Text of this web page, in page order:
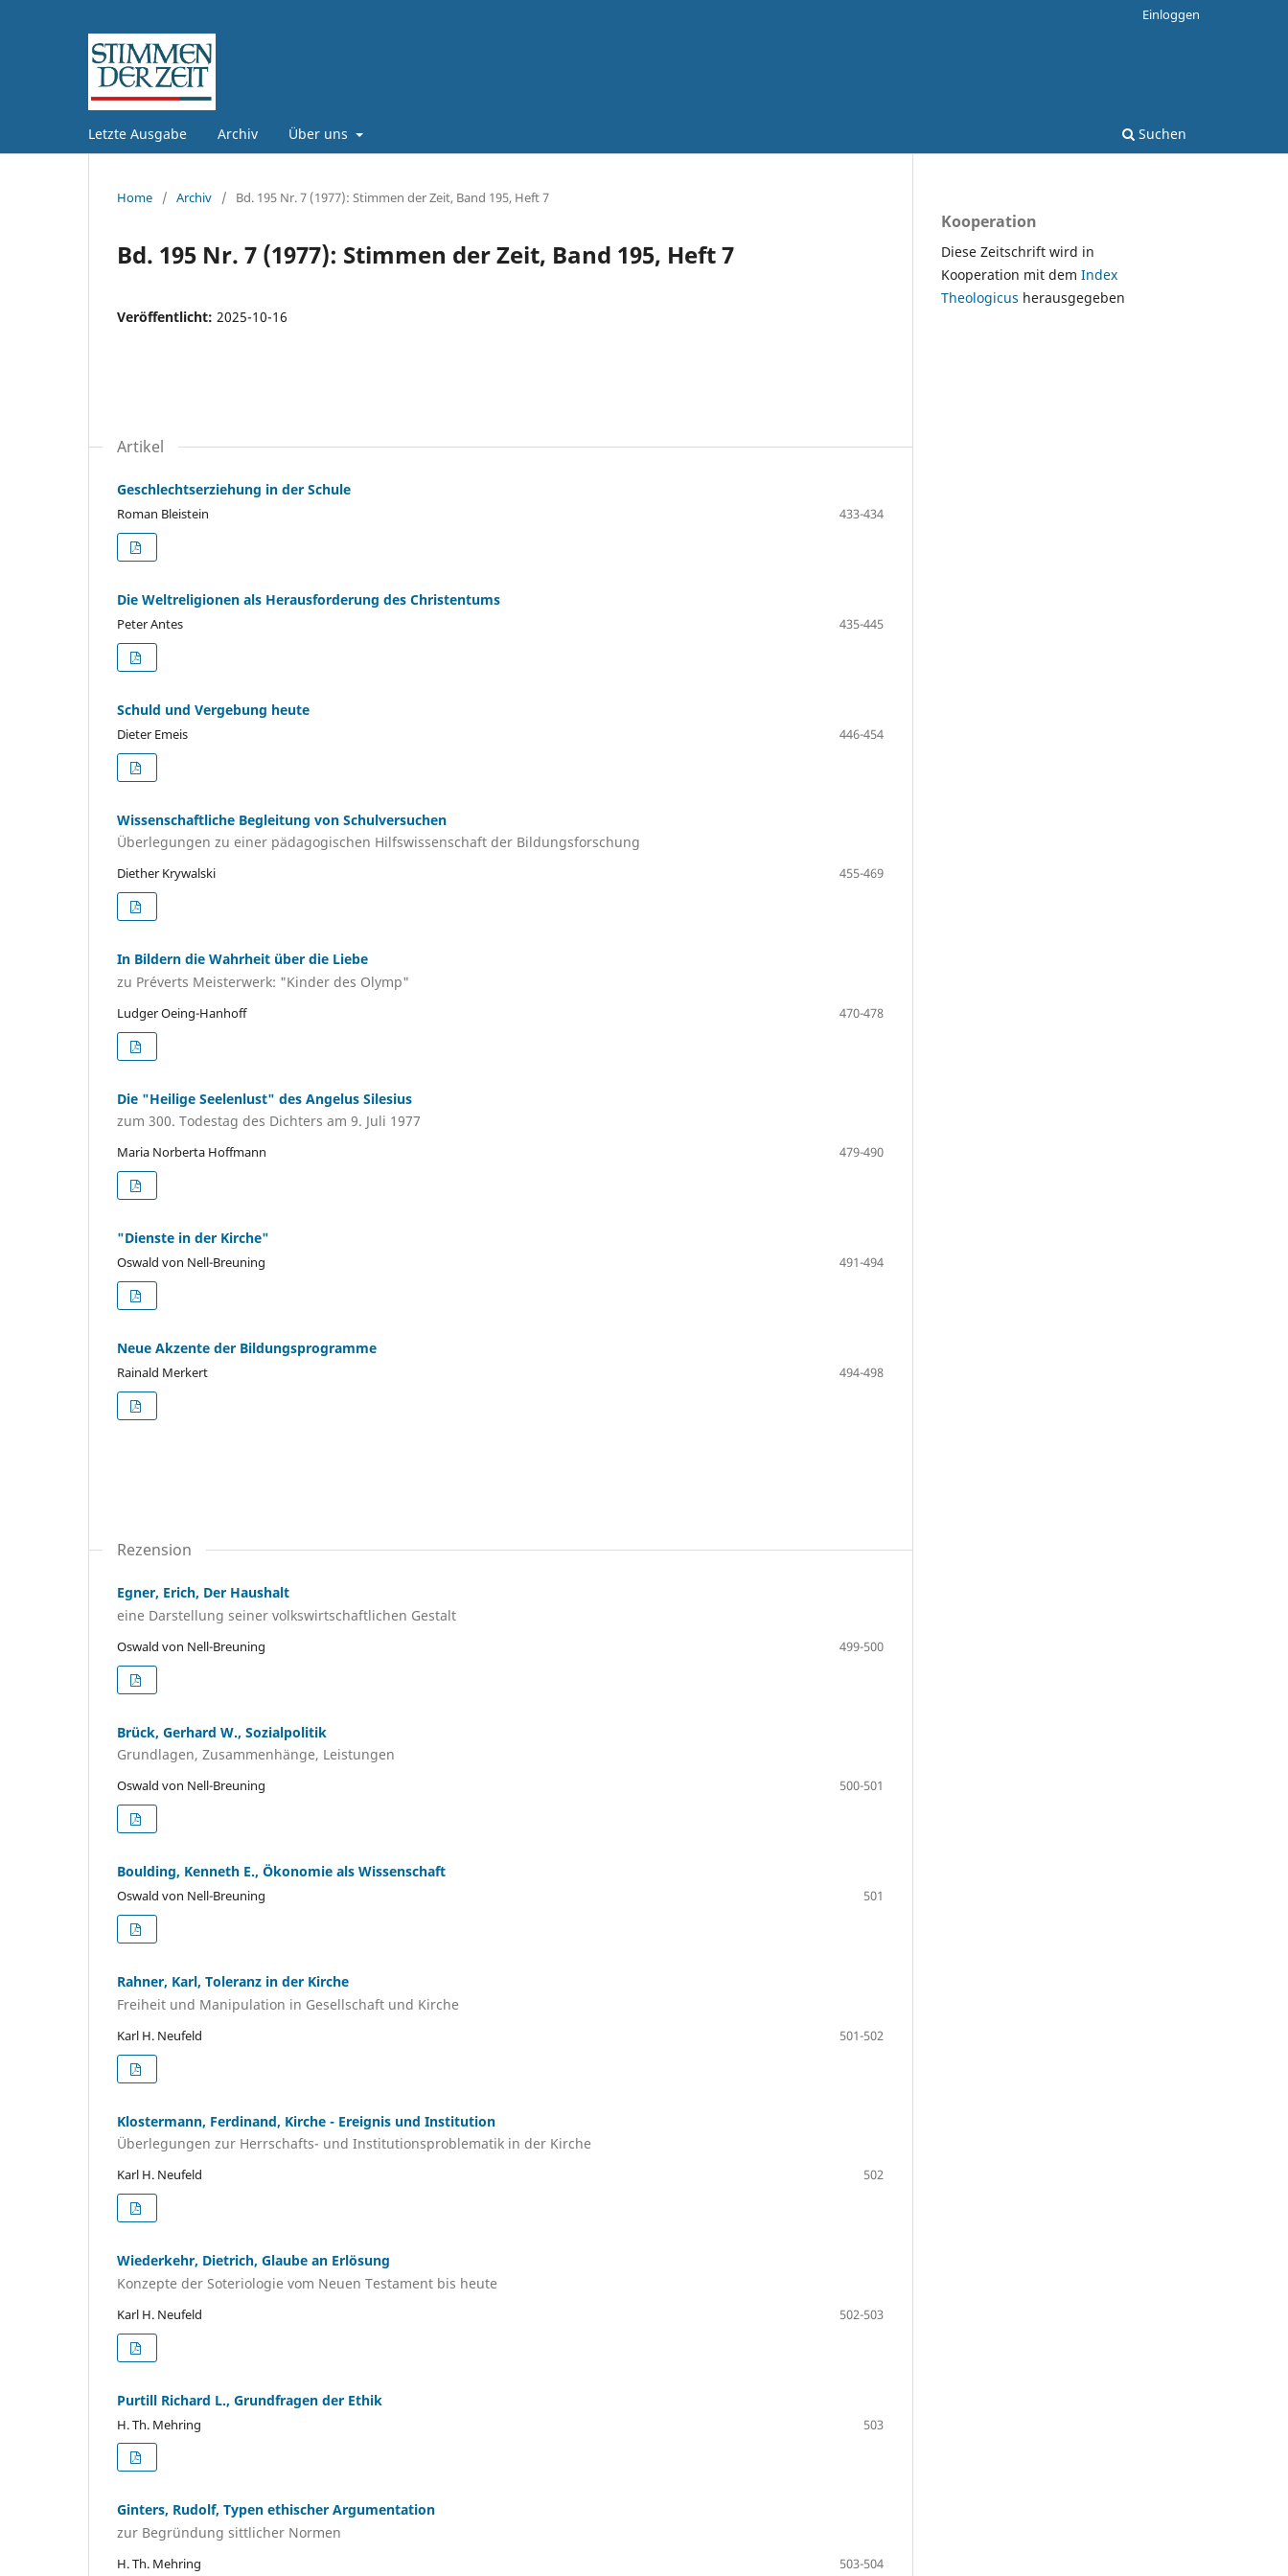
Letzte Ausgabe Archiv Über uns Suchen
Einloggen
Home / Archiv / Bd. 195 Nr. 7 (1977): Stimmen der Zeit, Band 195, Heft 7
Bd. 195 Nr. 7 (1977): Stimmen der Zeit, Band 195, Heft 7
Veröffentlicht: 2025-10-16
Artikel
Geschlechtserziehung in der Schule
Roman Bleistein 433-434
Die Weltreligionen als Herausforderung des Christentums
Peter Antes 435-445
Schuld und Vergebung heute
Dieter Emeis 446-454
Wissenschaftliche Begleitung von Schulversuchen
Überlegungen zu einer pädagogischen Hilfswissenschaft der Bildungsforschung
Diether Krywalski 455-469
In Bildern die Wahrheit über die Liebe
zu Préverts Meisterwerk: "Kinder des Olymp"
Ludger Oeing-Hanhoff 470-478
Die "Heilige Seelenlust" des Angelus Silesius
zum 300. Todestag des Dichters am 9. Juli 1977
Maria Norberta Hoffmann 479-490
"Dienste in der Kirche"
Oswald von Nell-Breuning 491-494
Neue Akzente der Bildungsprogramme
Rainald Merkert 494-498
Rezension
Egner, Erich, Der Haushalt
eine Darstellung seiner volkswirtschaftlichen Gestalt
Oswald von Nell-Breuning 499-500
Brück, Gerhard W., Sozialpolitik
Grundlagen, Zusammenhänge, Leistungen
Oswald von Nell-Breuning 500-501
Boulding, Kenneth E., Ökonomie als Wissenschaft
Oswald von Nell-Breuning 501
Rahner, Karl, Toleranz in der Kirche
Freiheit und Manipulation in Gesellschaft und Kirche
Karl H. Neufeld 501-502
Klostermann, Ferdinand, Kirche - Ereignis und Institution
Überlegungen zur Herrschafts- und Institutionsproblematik in der Kirche
Karl H. Neufeld 502
Wiederkehr, Dietrich, Glaube an Erlösung
Konzepte der Soteriologie vom Neuen Testament bis heute
Karl H. Neufeld 502-503
Purtill Richard L., Grundfragen der Ethik
H. Th. Mehring 503
Ginters, Rudolf, Typen ethischer Argumentation
zur Begründung sittlicher Normen
H. Th. Mehring 503-504
Kooperation
Diese Zeitschrift wird in
Kooperation mit dem Index
Theologicus herausgegeben